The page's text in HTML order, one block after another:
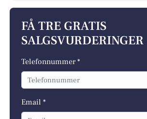
FÅ TRE GRATIS
SALGSVURDERINGER
Telefonnummer *
Email *